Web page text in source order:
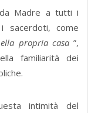
da Madre a tutti i
sacerdoti, come
propria casa ”,
familiarità dei
intimità del